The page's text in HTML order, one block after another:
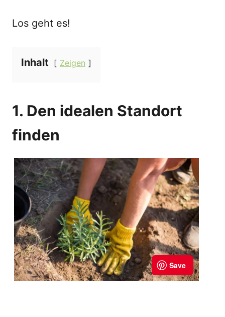
Los geht es!
Inhalt Zeigen
1. Den idealen Standort
finden